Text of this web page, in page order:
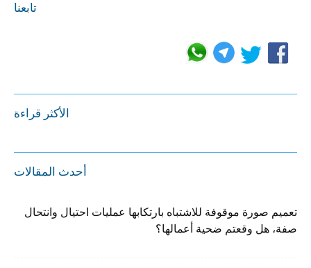
تابعنا
الأكثر قراءة
أحدث المقالات
تعميم صورة موقوفة للاشتباه بارتكابها عمليات احتيال وانتحال
صفة، هل وقعتم ضحية أعمالها؟